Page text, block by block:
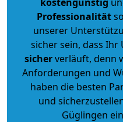
Professionalität
unserer
sicher sein, dass Ihr
sicherverläuft, denn
Anforderungen und
haben die besten
und
Güglingen